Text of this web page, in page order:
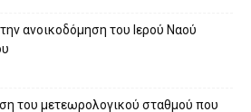
ανοικοδόμηση του Ιερού Ναού
του μετεωρολογικού σταθμού που